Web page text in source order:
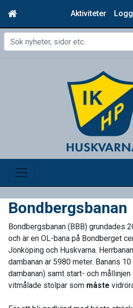
Aktiviteter
Bondbergsbanan
Bondbergsbanan (BBB) grundades
och är en OL-bana på Bondberget
Jönköping och Huskvarna.
dambanan är 5980 meter. Banans
dambanan) samt start- och mållinjen
vitmålade stolpar som måste